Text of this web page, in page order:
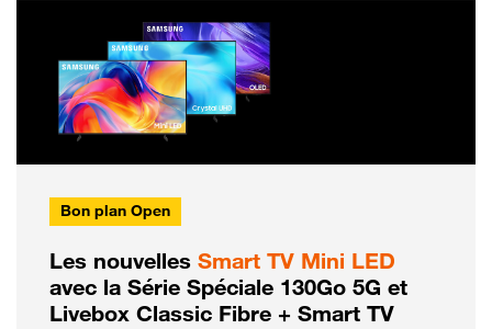
Bon plan Open
Les nouvelles Smart TV Mini LED
avec la Série Spéciale 130Go 5G et
Livebox Classic Fibre + Smart TV